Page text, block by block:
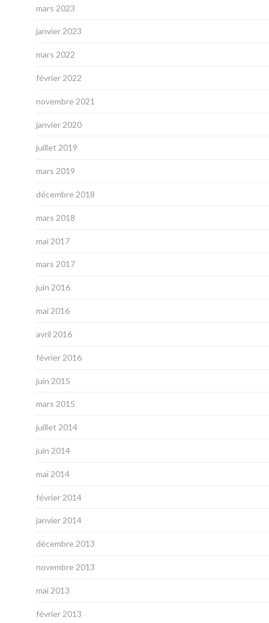
mars 2023
janvier 2023
mars 2022
février 2022
novembre 2021
janvier 2020
juillet 2019
mars 2019
décembre 2018
mars 2018
mai 2017
mars 2017
juin 2016
mai 2016
avril 2016
février 2016
juin 2015
mars 2015
juillet 2014
juin 2014
mai 2014
février 2014
janvier 2014
décembre 2013
novembre 2013
mai 2013
février 2013